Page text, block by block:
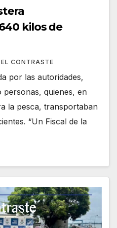
kilos de
EL CONTRASTE
por las autoridades,
quienes, en
la pesca, transportaban
“Un Fiscal de la